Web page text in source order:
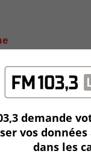
demande
vos
dans les